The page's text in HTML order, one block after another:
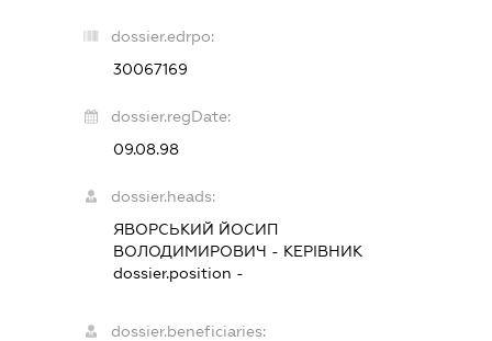
dossier.edrpo:
30067169
dossier.regDate:
09.08.98
dossier.heads:
ЯВОРСЬКИЙ ЙОСИП
ВОЛОДИМИРОВИЧ - КЕРІВНИК
dossier.position -
dossier.beneficiaries: